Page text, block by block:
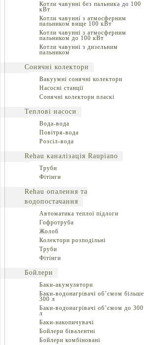
Котли чавунні без пальника до 100
кВт
Котли чавунні з атмосферним
пальником вище 100 кВт
Котли чавунні з атмосферним
пальником до 100 кВт
Котли чавунні з дизельним
пальником
Сонячні колектори
Вакуумні сонячні колектори
Насосні станції
Сонячні колектори пласкі
Теплові насоси
Вода-вода
Повітря-вода
Розсіл-вода
Rehau каналізація Raupiano
Труби
Фітінги
Rehau опалення та
водопостачання
Автоматика теплої підлоги
Гофротруба
Жолоб
Колектори розподільні
Труби
Фітінги
Бойлери
Баки-акумулятори
Баки-водонагрівачі об’ємом більше
300 л
Баки-водонагрівачі об’ємом до 300
л
Баки-накопичувачі
Бойлери бівалентні
Бойлери комбіновані